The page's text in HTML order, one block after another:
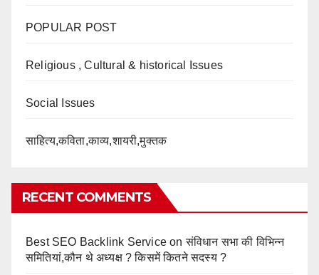
POPULAR POST
Religious , Cultural & historical Issues
Social Issues
साहित्य,कविता,काव्य,शायरी,मुक्तक
RECENT COMMENTS
Best SEO Backlink Service onसंविधान सभा की विभिन्न
समितियां,कौन थे अध्यक्ष ? किसमें कितने सदस्य ?